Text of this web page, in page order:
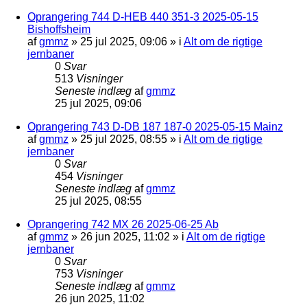
Oprangering 744 D-HEB 440 351-3 2025-05-15
Bishoffsheim
afgmmz » 25 jul 2025, 09:06 » i Alt om de rigtige
jernbaner
0 Svar
513 Visninger
Seneste indlæg afgmmz
25 jul 2025, 09:06
Oprangering 743 D-DB 187 187-0 2025-05-15 Mainz
afgmmz » 25 jul 2025, 08:55 » i Alt om de rigtige
jernbaner
0 Svar
454 Visninger
Seneste indlæg afgmmz
25 jul 2025, 08:55
Oprangering 742 MX 26 2025-06-25 Ab
afgmmz » 26 jun 2025, 11:02 » i Alt om de rigtige
jernbaner
0 Svar
753 Visninger
Seneste indlæg afgmmz
26 jun 2025, 11:02